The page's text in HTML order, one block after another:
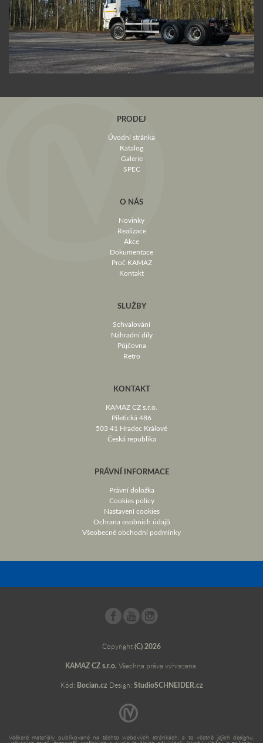
PRODEJ
Úvodní stránka
Katalog
Galerie
SPEC
O NÁS
Novinky
Realizace
Akce
Dokumentace
Proč KAMAZ
Kontakt
SLUŽBY
Schvalování
Náhradní díly
Půjčovna
Retro
KONTAKT
KAMAZ CZ s.r.o.
Piletická 486
503 41 Hradec Králové
Česká republika
PRÁVNÍ INFORMACE
Právní doložka
Cookies policy
Nastavení cookies
Ochrana osobních údajů
Všeobecné obchodní podmínky
Copyright(C) 2026
KAMAZ CZ s.r.o. Všechna práva vyhrazena.
Kód: Bocian.cz Design: StudioSCHNEIDER.cz
Veškeré materiály publikované na těchto webových stránkách, a to včetně jejich designu,